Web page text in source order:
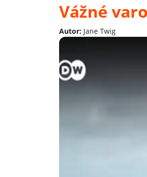
Vážné
Autor: Jane Twig